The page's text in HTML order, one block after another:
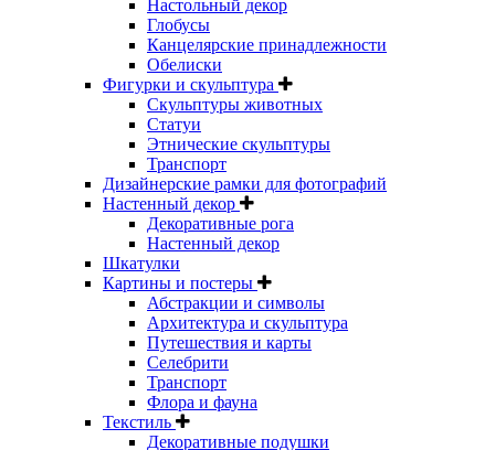
Настольный декор
Глобусы
Канцелярские принадлежности
Обелиски
Фигурки и скульптура
Скульптуры животных
Статуи
Этнические скульптуры
Транспорт
Дизайнерские рамки для фотографий
Настенный декор
Декоративные рога
Настенный декор
Шкатулки
Картины и постеры
Абстракции и символы
Архитектура и скульптура
Путешествия и карты
Селебрити
Транспорт
Флора и фауна
Текстиль
Декоративные подушки